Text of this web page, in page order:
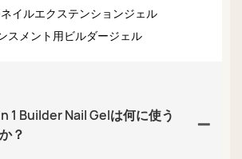
イルエクステンションジェル
スメント用ビルダージェル
1 Builder Nail Gelは何に使う
？